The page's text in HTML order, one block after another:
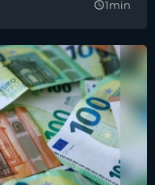
query_builder1min